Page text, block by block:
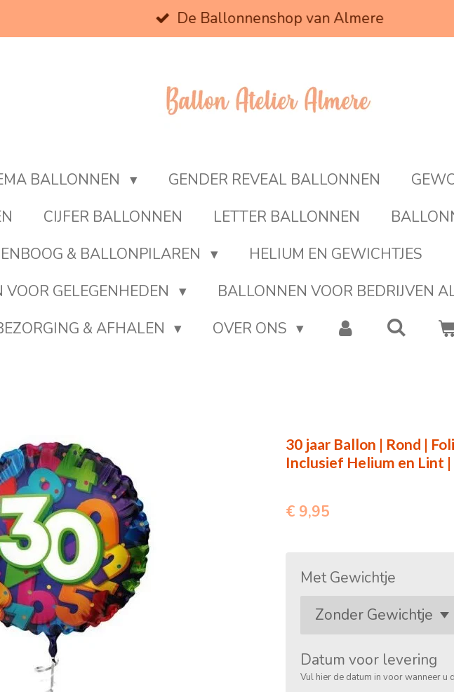
De Ballonnenshop van Almere
BALLONNEN GENDER REVEAL BALLONNEN
CIJFER BALLONNEN LETTER BALLONNEN
& BALLONPILAREN
HELIUM EN GEWICHTJES
GELEGENHEDEN
BALLONNEN VOOR BEDRIJVEN
& AFHALEN
OVER ONS
30 jaar Ballon | Rond |
Inclusief Helium en Lint |
€ 9,95
Met Gewichtje
Datum voor levering
Vul hier de datum in voor wanneer u